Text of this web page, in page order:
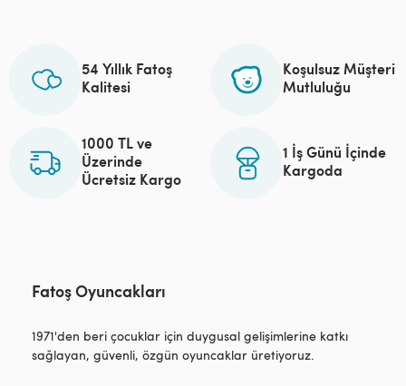
54 Yıllık Fatoş
Kalitesi
Koşulsuz Müşteri
Mutluluğu
1000 TL ve
Üzerinde
Ücretsiz Kargo
1 İş Günü İçinde
Kargoda
Fatoş Oyuncakları
1971'den beri çocuklar için duygusal gelişimlerine katkı
sağlayan, güvenli, özgün oyuncaklar üretiyoruz.